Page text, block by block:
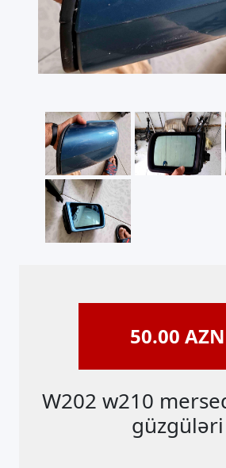
50.00 AZN
W202 w210
güzgüləri